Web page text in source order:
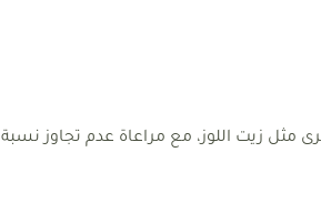
زيت اللوز، مع مراعاة عدم تجاوز